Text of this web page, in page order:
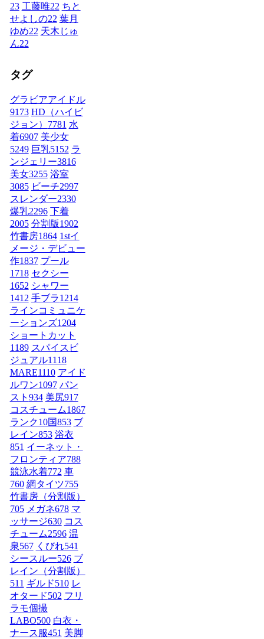
23 工藤唯22 ちと
せよしの22 葉月
ゆめ22 天木じゅ
ん22
タグ
グラビアアイドル
9173 HD（ハイビ
ジョン） 7781 水
着6907 美少女
5249 巨乳5152 ラ
ンジェリー3816
美女3255 浴室
3085 ビーチ2997
スレンダー2330
爆乳2296 下着
2005 分割版1902
竹書房1864 1stイ
メージ・デビュー
作1837 プール
1718 セクシー
1652 シャワー
1412 手ブラ1214
ラインコミュニケ
ーションズ1204
ショートカット
1189 スパイスビ
ジュアル1118
MARE1110 アイド
ルワン1097 パン
スト 934 美尻917
コスチューム1867
ランク10国853 ブ
レイン853 浴衣
851 イーネット・
フロンティア788
競泳水着772 車
760 網タイツ755
竹書房（分割版）
705 メガネ678 マ
ッサージ630 コス
チューム2596 温
泉567 くびれ541
シースルー526 ブ
レイン（分割版）
511 ギルド510 レ
オタード502 フリ
ラモ個撮
LABO500 白衣・
ナース服451 美脚